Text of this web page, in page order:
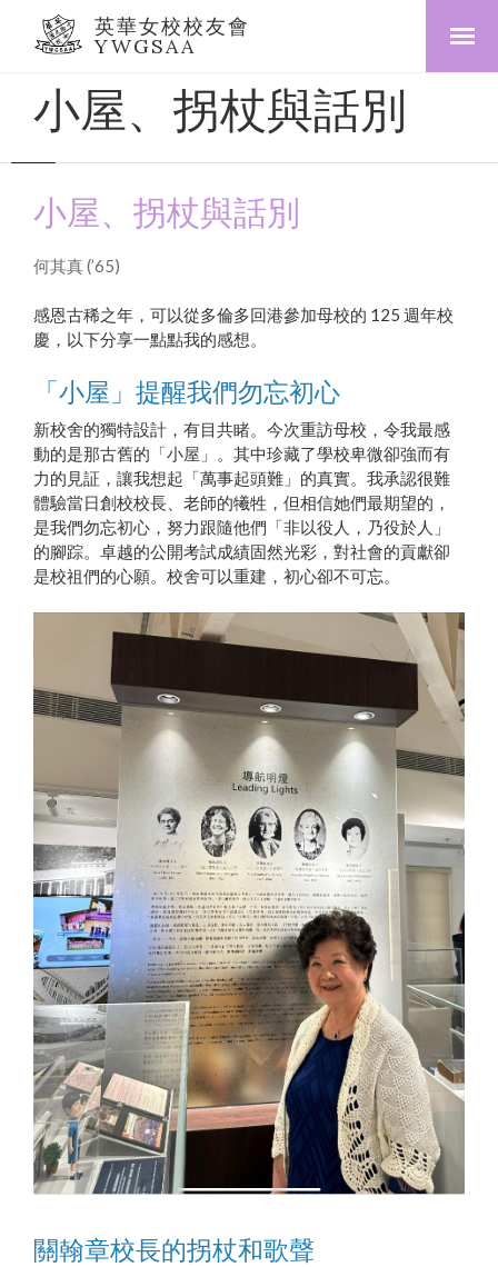
英華女校校友會
YWGSAA
小屋、拐杖與話別
小屋、拐杖與話別
何其真 (’65)
感恩古稀之年，可以從多倫多回港參加母校的 125 週年校
慶，以下分享一點點我的感想。
「小屋」提醒我們勿忘初心
新校舍的獨特設計，有目共睹。今次重訪母校，令我最感
動的是那古舊的「小屋」。其中珍藏了學校卑微卻強而有
力的見証，讓我想起「萬事起頭難」的真實。我承認很難
體驗當日創校校長、老師的犧牲，但相信她們最期望的，
是我們勿忘初心，努力跟隨他們「非以役人，乃役於人」
的腳踪。卓越的公開考試成績固然光彩，對社會的貢獻卻
是校祖們的心願。校舍可以重建，初心卻不可忘。
關翰章校長的拐杖和歌聲